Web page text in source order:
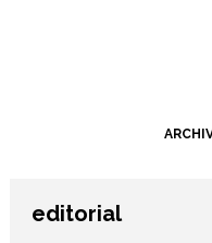
editorial